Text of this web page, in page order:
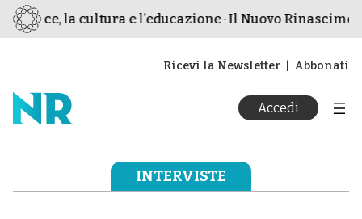
pace, la cultura e l’educazione · Il Nuovo
Ricevi la Newsletter Abbonati
Accedi
INTERVISTE